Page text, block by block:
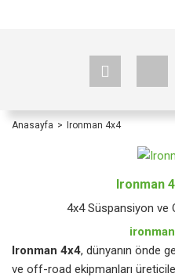
Anasayfa Ironman 4x4
Ironman
4x4 Süspansiyon ve
Ironman 4x4, dünyanın önde
ve off-road ekipmanları